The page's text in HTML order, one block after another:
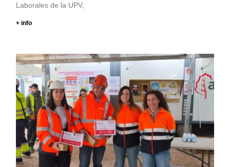
Laborales de la UPV,
+ info